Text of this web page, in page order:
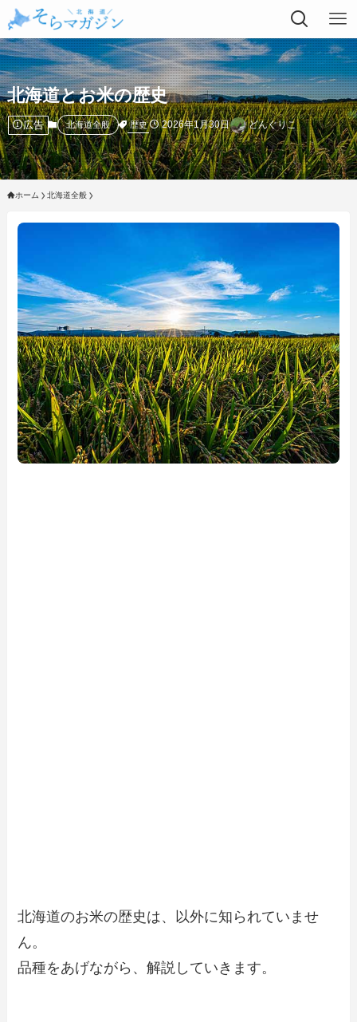
北海道とお米の歴史
広告 北海道全般 歴史 2026年1月30日 どんぐりこ
ホーム 北海道全般
北海道のお米の歴史は、以外に知られていませ
ん。
品種をあげながら、解説していきます。